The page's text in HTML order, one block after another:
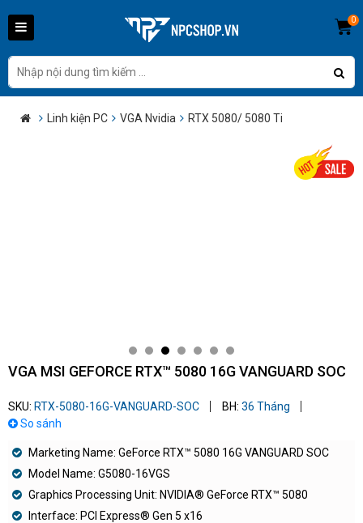
0
Linh kiện PC VGA Nvidia RTX 5080/ 5080 Ti
VGA MSI GEFORCE RTX™ 5080 16G VANGUARD SOC
SKU: RTX-5080-16G-VANGUARD-SOC BH: 36 Tháng
So sánh
Marketing Name: GeForce RTX™ 5080 16G VANGUARD SOC
Model Name: G5080-16VGS
Graphics Processing Unit: NVIDIA® GeForce RTX™ 5080
Interface: PCI Express® Gen 5 x16